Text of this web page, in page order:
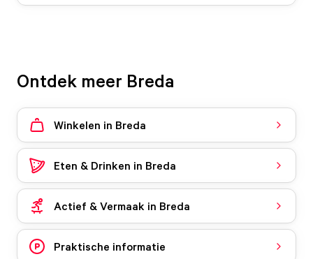
Ontdek meer Breda
Winkelen in Breda
Eten & Drinken in Breda
Actief & Vermaak in Breda
Praktische informatie